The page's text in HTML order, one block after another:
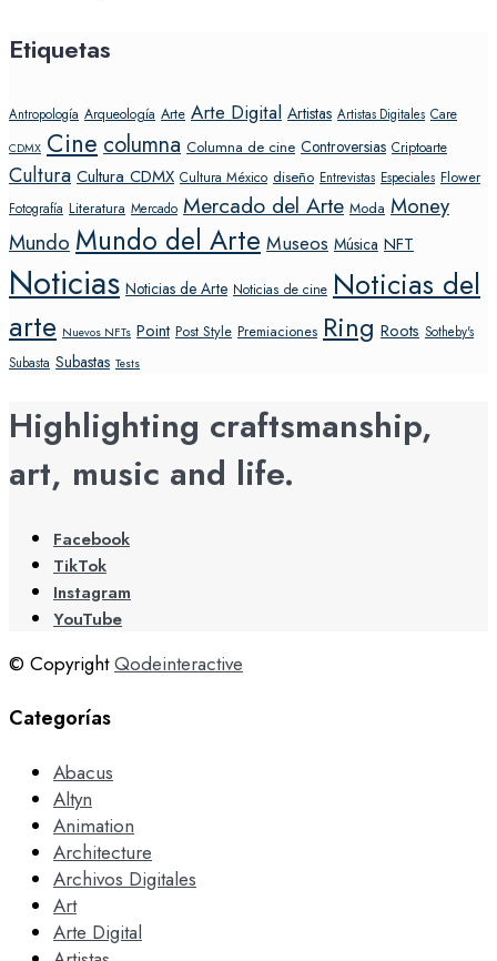
Etiquetas
Antropología Arqueología Arte Arte Digital Artistas Artistas Digitales Care
CDMX Cine columna Columna de cine Controversias Criptoarte
Cultura Cultura CDMX Cultura México diseño Entrevistas Especiales Flower
Fotografía Literatura Mercado Mercado del Arte Moda Money
Mundo Mundo del Arte Museos Música NFT
Noticias Noticias de Arte Noticias de cine Noticias del
arte Nuevos NFTs Point Post Style Premiaciones Ring Roots Sotheby's
Subasta Subastas Tests
Highlighting craftsmanship,
art, music and life.
Facebook
TikTok
Instagram
YouTube
© CopyrightQodeinteractive
Categorías
Abacus
Altyn
Animation
Architecture
Archivos Digitales
Art
Arte Digital